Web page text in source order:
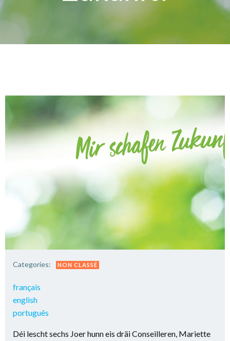
Categories: NON CLASSÉ
français
english
português
Déi lescht sechs Joer hunn eis dräi Conseilleren, Mariette